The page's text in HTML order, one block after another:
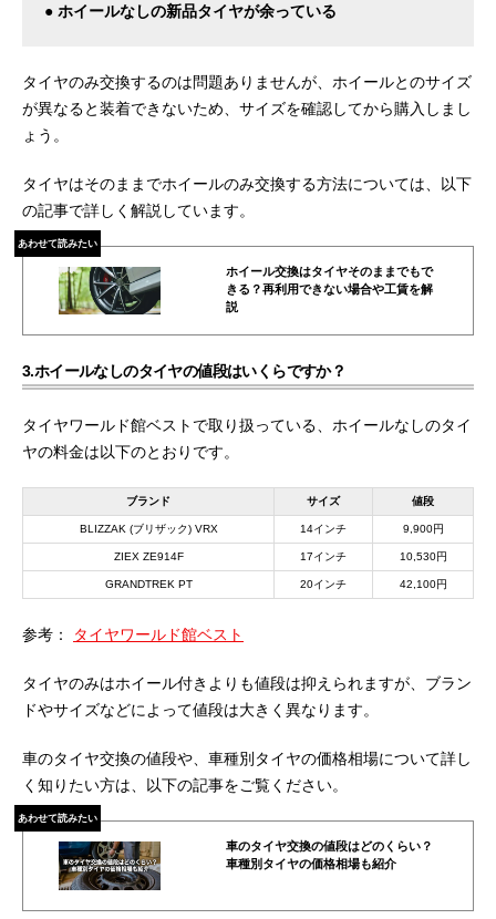
● ホイールなしの新品タイヤが余っている
タイヤのみ交換するのは問題ありませんが、ホイールとのサイズ
が異なると装着できないため、サイズを確認してから購入しまし
ょう。
タイヤはそのままでホイールのみ交換する方法については、以下
の記事で詳しく解説しています。
あわせて読みたい
ホイール交換はタイヤそのままでもで
きる？再利用できない場合や工賃を解
説
3.ホイールなしのタイヤの値段はいくらですか？
タイヤワールド館ベストで取り扱っている、ホイールなしのタイ
ヤの料金は以下のとおりです。
ブランド サイズ 値段
BLIZZAK (ブリザック) VRX 14インチ 9,900円
ZIEX ZE914F 17インチ 10,530円
GRANDTREK PT 20インチ 42,100円
参考： タイヤワールド館ベスト
タイヤのみはホイール付きよりも値段は抑えられますが、ブラン
ドやサイズなどによって値段は大きく異なります。
車のタイヤ交換の値段や、車種別タイヤの価格相場について詳し
く知りたい方は、以下の記事をご覧ください。
あわせて読みたい
車のタイヤ交換の値段はどのくらい？
車種別タイヤの価格相場も紹介